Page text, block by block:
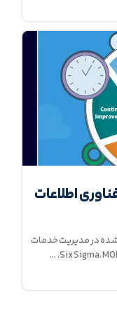
اطلاعات
در مدیریت خدمات